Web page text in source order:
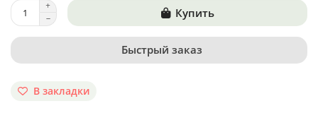
Купить
Быстрый заказ
В закладки